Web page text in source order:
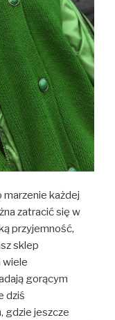
marzenie każdej
zatracić się w
przyjemność,
sklep
wiele
gorącym
dziś
gdzie jeszcze